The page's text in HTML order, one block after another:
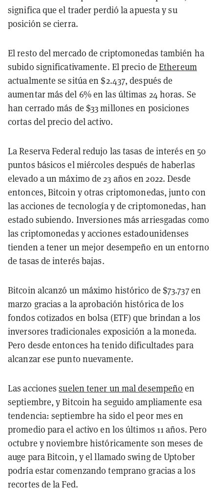
significa que el trader perdió la apuesta y su
posición se cierra.
El resto del mercado de criptomonedas también ha
subido significativamente. El precio deEthereum
actualmente se sitúa en $2.437, después de
aumentar más del 6% en las últimas 24 horas. Se
han cerrado más de $33 millones en posiciones
cortas del precio del activo.
La Reserva Federal redujo las tasas de interés en 50
puntos básicos el miércoles después de haberlas
elevado a un máximo de 23 años en 2022. Desde
entonces, Bitcoin y otras criptomonedas, junto con
las acciones de tecnología y de criptomonedas, han
estado subiendo. Inversiones más arriesgadas como
las criptomonedas y acciones estadounidenses
tienden a tener un mejor desempeño en un entorno
de tasas de interés bajas.
Bitcoin alcanzó un máximo histórico de $73.737 en
marzo gracias a la aprobación histórica de los
fondos cotizados en bolsa (ETF) que brindan a los
inversores tradicionales exposición a la moneda.
Pero desde entonces ha tenido dificultades para
alcanzar ese punto nuevamente.
Las accionessuelen tener un mal desempeño en
septiembre, y Bitcoin ha seguido ampliamente esa
tendencia: septiembre ha sido el peor mes en
promedio para el activo en los últimos 11 años. Pero
octubre y noviembre históricamente son meses de
auge para Bitcoin, y el llamado swing de Uptober
podría estar comenzando temprano gracias a los
recortes de la Fed.